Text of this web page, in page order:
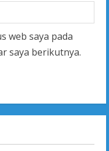
web saya pada
saya berikutnya.